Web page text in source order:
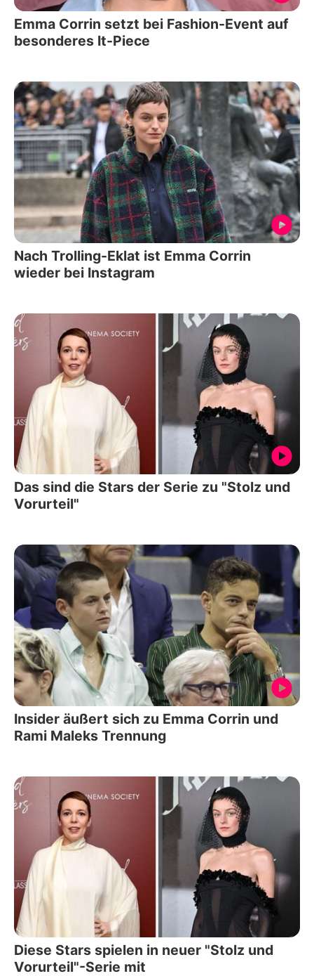
Emma Corrin setzt bei Fashion-Event auf
besonderes It-Piece
Nach Trolling-Eklat ist Emma Corrin
wieder bei Instagram
Das sind die Stars der Serie zu "Stolz und
Vorurteil"
Insider äußert sich zu Emma Corrin und
Rami Maleks Trennung
Diese Stars spielen in neuer "Stolz und
Vorurteil"-Serie mit